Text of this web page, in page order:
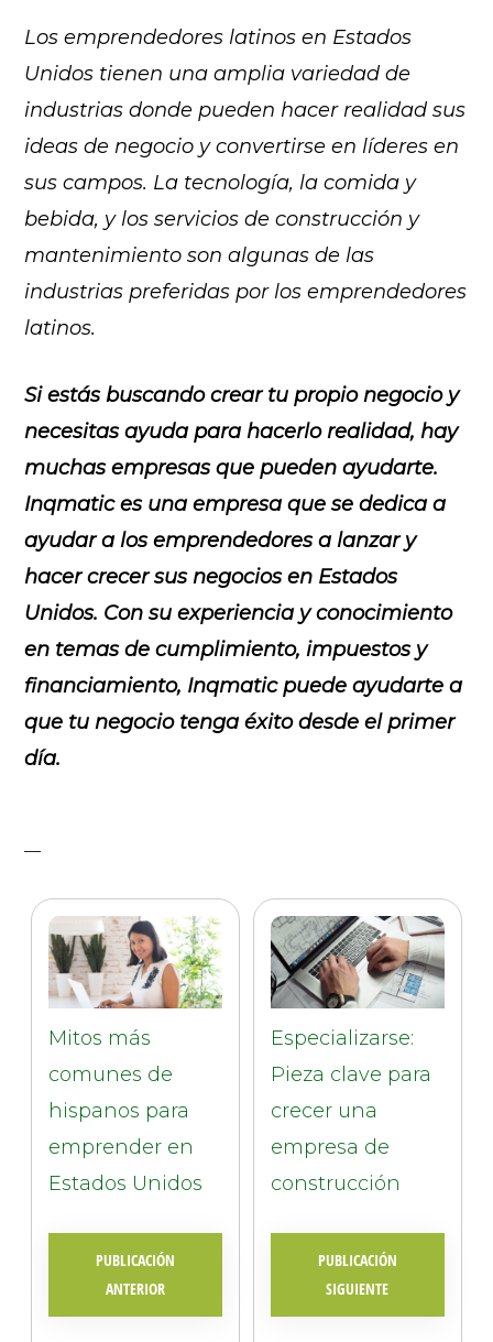
Los emprendedores latinos en Estados
Unidos tienen una amplia variedad de
industrias donde pueden hacer realidad sus
ideas de negocio y convertirse en líderes en
sus campos. La tecnología, la comida y
bebida, y los servicios de construcción y
mantenimiento son algunas de las
industrias preferidas por los emprendedores
latinos.
Si estás buscando crear tu propio negocio y
necesitas ayuda para hacerlo realidad, hay
muchas empresas que pueden ayudarte.
Inqmatic es una empresa que se dedica a
ayudar a los emprendedores a lanzar y
hacer crecer sus negocios en Estados
Unidos. Con su experiencia y conocimiento
en temas de cumplimiento, impuestos y
financiamiento, Inqmatic puede ayudarte a
que tu negocio tenga éxito desde el primer
día.
Mitos más
comunes de
hispanos para
emprender en
Estados Unidos
PUBLICACIÓN
ANTERIOR
Especializarse:
Pieza clave para
crecer una
empresa de
construcción
PUBLICACIÓN
SIGUIENTE